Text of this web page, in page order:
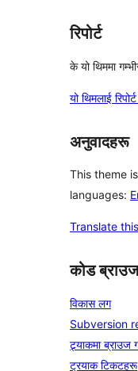
रिपोर्ट
के यो थिममा
यो थिमलाई
अनुवादहरू
This theme
languages:
Translate
कोड ब्राउज
विकास लग
Subversion
ट्र्याकमा ब्राउज
ट्रयाक टिकटहरू